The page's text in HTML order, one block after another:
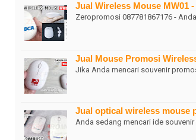
Jual Wireless Mouse MW01
Zeropromosi 087781867176 -
Jual Mouse Promosi
Jika Anda mencari souvenir
Jual optical wireless mouse
Anda sedang mencari ide